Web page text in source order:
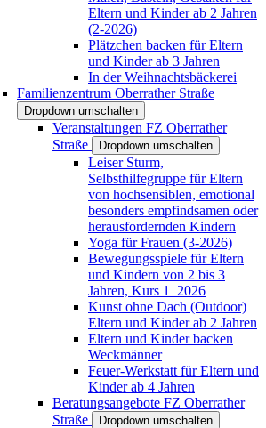
Eltern und Kinder ab 2 Jahren
(2-2026)
Plätzchen backen für Eltern
und Kinder ab 3 Jahren
In der Weihnachtsbäckerei
Familienzentrum Oberrather Straße
Dropdown umschalten
Veranstaltungen FZ Oberrather
Straße
Dropdown umschalten
Leiser Sturm,
Selbsthilfegruppe für Eltern
von hochsensiblen, emotional
besonders empfindsamen oder
herausfordernden Kindern
Yoga für Frauen (3-2026)
Bewegungsspiele für Eltern
und Kindern von 2 bis 3
Jahren, Kurs 1_2026
Kunst ohne Dach (Outdoor)
Eltern und Kinder ab 2 Jahren
Eltern und Kinder backen
Weckmänner
Feuer-Werkstatt für Eltern und
Kinder ab 4 Jahren
Beratungsangebote FZ Oberrather
Straße
Dropdown umschalten